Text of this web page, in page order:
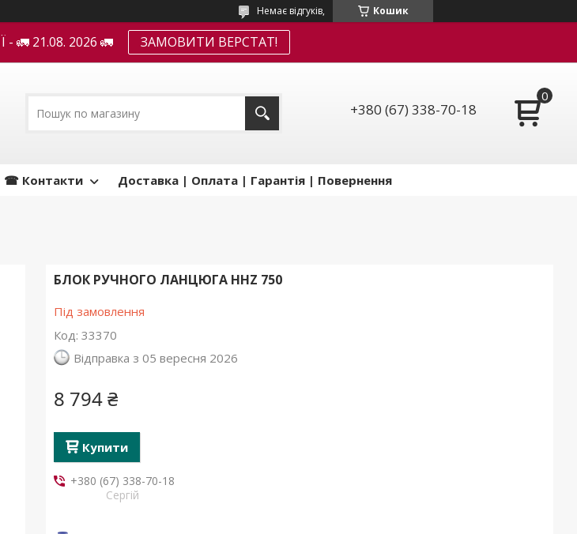
Кошик
Немає відгуків,
🚛 21.08. 2026 🚛 ЗАМОВИТИ ВЕРСТАТ!
+380 (67) 338-70-18
☎ Контакти Доставка | Оплата | Гарантія | Повернення
БЛОК РУЧНОГО ЛАНЦЮГА HHZ 750
Під замовлення
Код: 33370
Відправка з 05 вересня 2026
8 794 ₴
Купити
+380 (67) 338-70-18
Сергій